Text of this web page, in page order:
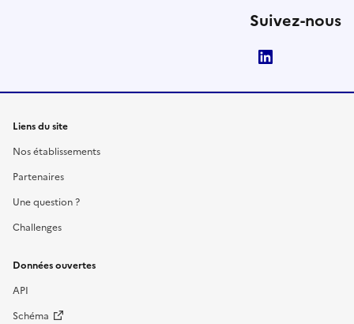
Suivez-nous
Liens du site
Nos établissements
Partenaires
Une question ?
Challenges
Données ouvertes
API
Schéma